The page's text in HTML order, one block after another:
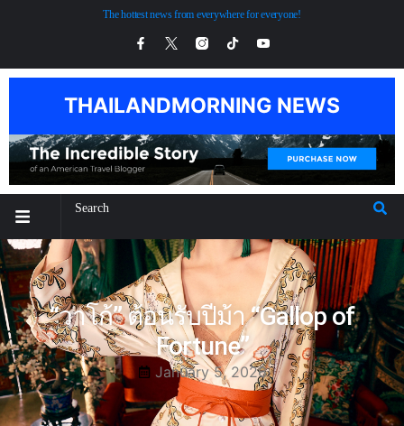
The hottest news from everywhere for everyone!
THAILANDMORNING NEWS
“วาโก้” ต้อนรับปีม้า “Gallop of
Fortune”
January 5, 2026